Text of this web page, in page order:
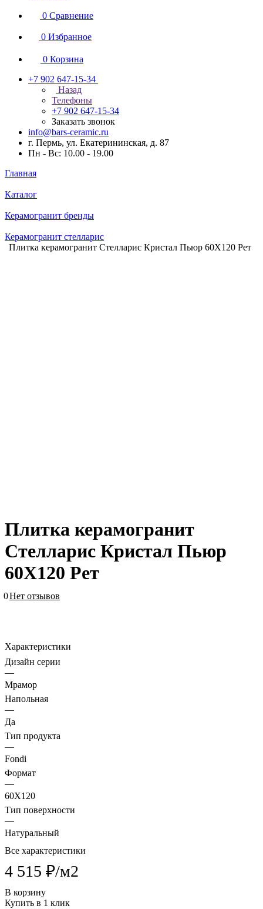
0 Сравнение
0 Избранное
0 Корзина
+7 902 647-15-34
Назад
Телефоны
+7 902 647-15-34
Заказать звонок
info@bars-ceramic.ru
г. Пермь, ул. Екатерининская, д. 87
Пн - Вс: 10.00 - 19.00
Главная
Каталог
Керамогранит бренды
Керамогранит стелларис
Плитка керамогранит Стелларис Кристал Пьюр 60X120 Рет
Плитка керамогранит
Стелларис Кристал Пьюр
60X120 Рет
0Нет отзывов
Характеристики
Дизайн серии
—
Мрамор
Напольная
—
Да
Тип продукта
—
Fondi
Формат
—
60X120
Тип поверхности
—
Натуральный
Все характеристики
4 515 ₽/м2
В корзину
Купить в 1 клик